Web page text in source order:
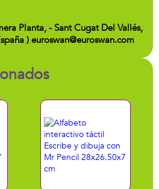
Planta, - Sant Cugat Del Vallés,
) euroswan@euroswan.com